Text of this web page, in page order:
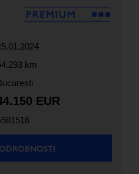
km
EUR